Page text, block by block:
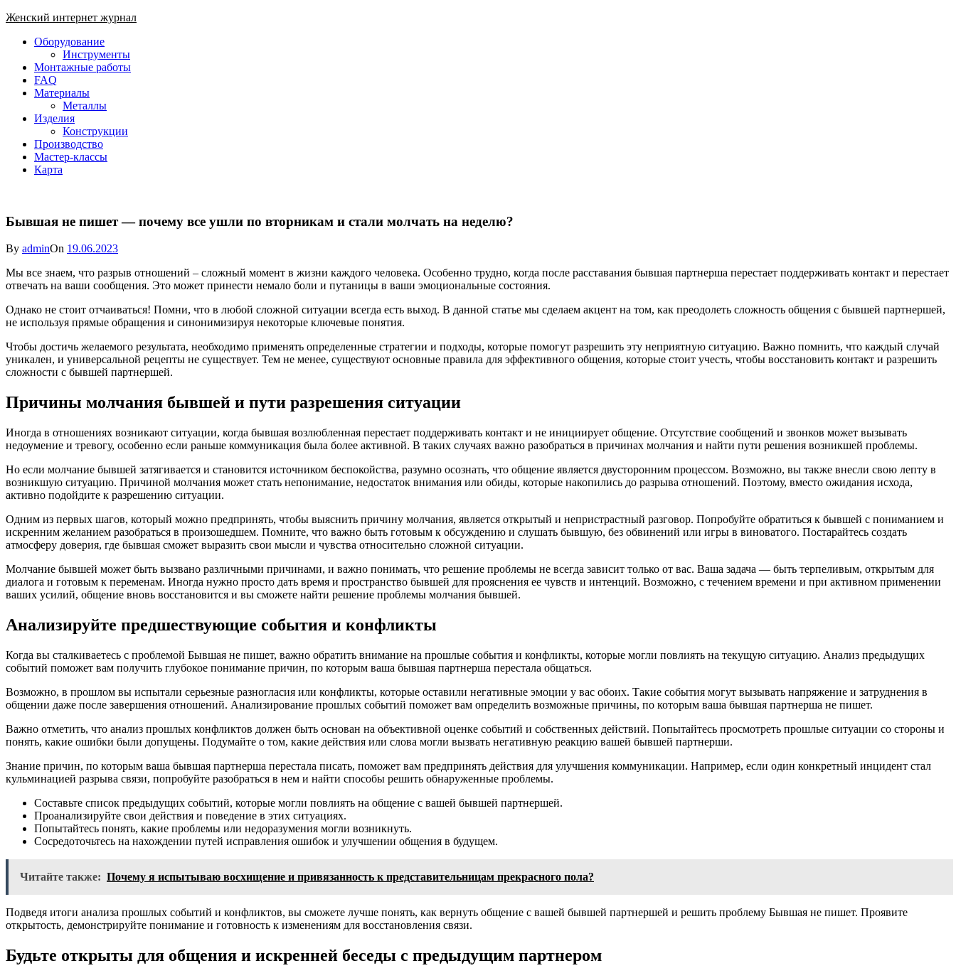
Skip
content
Женский интернет журнал
Close
Оборудование
Инструменты
Монтажные работы
FAQ
Материалы
Металлы
Изделия
Конструкции
Производство
Мастер-классы
Карта
Бывшая не пишет — почему все ушли по вторникам и стали молчать на неделю?
By adminOn 19.06.2023
Мы все знаем, что разрыв отношений – сложный момент в жизни каждого человека. Особенно трудно, когда после расставания бывшая партнерша перестает поддерживать контакт и перестает
отвечать на ваши сообщения. Это может принести немало боли и путаницы в ваши эмоциональные состояния.
Однако не стоит отчаиваться! Помни, что в любой сложной ситуации всегда есть выход. В данной статье мы сделаем акцент на том, как преодолеть сложность общения с бывшей партнершей,
не используя прямые обращения и синонимизируя некоторые ключевые понятия.
Чтобы достичь желаемого результата, необходимо применять определенные стратегии и подходы, которые помогут разрешить эту неприятную ситуацию. Важно помнить, что каждый случай
уникален, и универсальной рецепты не существует. Тем не менее, существуют основные правила для эффективного общения, которые стоит учесть, чтобы восстановить контакт и разрешить
сложности с бывшей партнершей.
Причины молчания бывшей и пути разрешения ситуации
Иногда в отношениях возникают ситуации, когда бывшая возлюбленная перестает поддерживать контакт и не инициирует общение. Отсутствие сообщений и звонков может вызывать
недоумение и тревогу, особенно если раньше коммуникация была более активной. В таких случаях важно разобраться в причинах молчания и найти пути решения возникшей проблемы.
Но если молчание бывшей затягивается и становится источником беспокойства, разумно осознать, что общение является двусторонним процессом. Возможно, вы также внесли свою лепту в
возникшую ситуацию. Причиной молчания может стать непонимание, недостаток внимания или обиды, которые накопились до разрыва отношений. Поэтому, вместо ожидания исхода,
активно подойдите к разрешению ситуации.
Одним из первых шагов, который можно предпринять, чтобы выяснить причину молчания, является открытый и непристрастный разговор. Попробуйте обратиться к бывшей с пониманием и
искренним желанием разобраться в произошедшем. Помните, что важно быть готовым к обсуждению и слушать бывшую, без обвинений или игры в виноватого. Постарайтесь создать
атмосферу доверия, где бывшая сможет выразить свои мысли и чувства относительно сложной ситуации.
Молчание бывшей может быть вызвано различными причинами, и важно понимать, что решение проблемы не всегда зависит только от вас. Ваша задача — быть терпеливым, открытым для
диалога и готовым к переменам. Иногда нужно просто дать время и пространство бывшей для прояснения ее чувств и интенций. Возможно, с течением времени и при активном применении
ваших усилий, общение вновь восстановится и вы сможете найти решение проблемы молчания бывшей.
Анализируйте предшествующие события и конфликты
Когда вы сталкиваетесь с проблемой Бывшая не пишет, важно обратить внимание на прошлые события и конфликты, которые могли повлиять на текущую ситуацию. Анализ предыдущих
событий поможет вам получить глубокое понимание причин, по которым ваша бывшая партнерша перестала общаться.
Возможно, в прошлом вы испытали серьезные разногласия или конфликты, которые оставили негативные эмоции у вас обоих. Такие события могут вызывать напряжение и затруднения в
общении даже после завершения отношений. Анализирование прошлых событий поможет вам определить возможные причины, по которым ваша бывшая партнерша не пишет.
Важно отметить, что анализ прошлых конфликтов должен быть основан на объективной оценке событий и собственных действий. Попытайтесь просмотреть прошлые ситуации со стороны и
понять, какие ошибки были допущены. Подумайте о том, какие действия или слова могли вызвать негативную реакцию вашей бывшей партнерши.
Знание причин, по которым ваша бывшая партнерша перестала писать, поможет вам предпринять действия для улучшения коммуникации. Например, если один конкретный инцидент стал
кульминацией разрыва связи, попробуйте разобраться в нем и найти способы решить обнаруженные проблемы.
Составьте список предыдущих событий, которые могли повлиять на общение с вашей бывшей партнершей.
Проанализируйте свои действия и поведение в этих ситуациях.
Попытайтесь понять, какие проблемы или недоразумения могли возникнуть.
Сосредоточьтесь на нахождении путей исправления ошибок и улучшении общения в будущем.
Читайте также: Почему я испытываю восхищение и привязанность к представительницам прекрасного пола?
Подведя итоги анализа прошлых событий и конфликтов, вы сможете лучше понять, как вернуть общение с вашей бывшей партнершей и решить проблему Бывшая не пишет. Проявите
открытость, демонстрируйте понимание и готовность к изменениям для восстановления связи.
Будьте открыты для общения и искренней беседы с предыдущим партнером